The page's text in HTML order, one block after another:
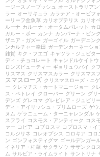
ージースノーブッシュ
オーストラリアン
ラー オーリキュラ カラテア・オービフ
ーリーフ金魚草 カリオプテリス カリオ
ルーナ カルーナ・オータムパレット カ
ガルー・ポー カンナ カンパーナ・ピンク
ザニア・ガズー ガーゴイル ガーデニン
ンカルチャー幸田
ガーデンカーネーショ
雑貨 キク・フエゴ キャツラ・ジュピター
ディ・チョコレート
キャンドルケイトウ
ロンズビューティー ギョリュウバイ ク
リスマス
クリスマスカラー クリスマス
スマスローズ クリスマスローズ・ニ
ー クレマチス・カートマニージョー ク
ス・ペトレイ
クローバー グリーン グリ
デンズ グレコマ グレビレア・ジュビリー
ディ・アイリッシュ・プリムローズ ゲウ
ヌム ゲラニューム・ターニャレンダル
スフライ
コスモス・アンティーク コス
ァー
コピア コプロスマ コプロスマ・イ
コルジリネ
コレオプシス コロキア コロ
ン ゴンフォスティグマ ゴールデンガー
イネリア・桂華 サクラソウ サザンクロス
ム サルビア・ライムライト サントリナ